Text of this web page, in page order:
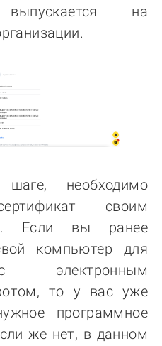
выпускается на
необходимо
своим
Если вы ранее
компьютер для
то у вас уже
программное
же нет, в данном